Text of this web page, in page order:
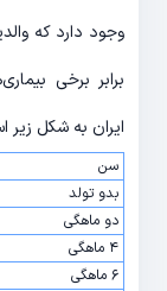
وجود دارد که
برابر برخی
ایران به شکل زیر
سن
بدو تولد
دو ماهگی
۴ ماهگی
۶ ماهگی